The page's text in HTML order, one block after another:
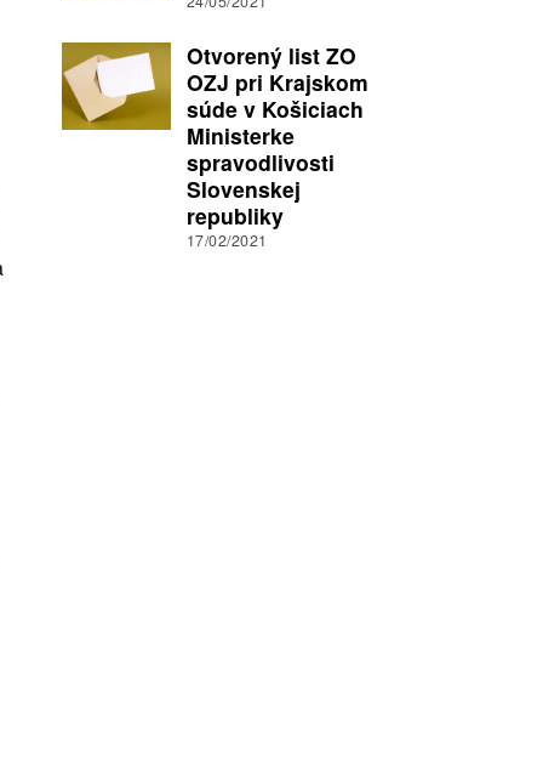
Otvorený list ZO
OZJ pri Krajskom
súde v Košiciach
Ministerke
spravodlivosti
Slovenskej
republiky
17/02/2021